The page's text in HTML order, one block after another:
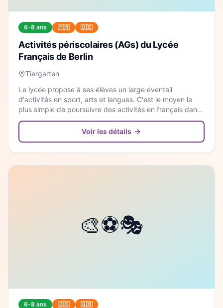
6-8 ans 🇫🇷 🇩🇪
Activités périscolaires (AGs) du Lycée
Français de Berlin
Tiergarten
Le lycée propose à ses élèves un large éventail
d'activités en sport, arts et langues. C'est le moyen le
plus simple de poursuivre des activités en français dans
un cadre familier.
Voir les détails
6-8 ans 🇩🇪 🇬🇧